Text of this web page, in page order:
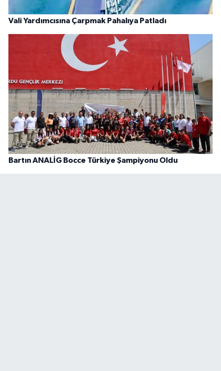
Vali Yardımcısına Çarpmak Pahalıya Patladı
Bartın ANALİG Bocce Türkiye Şampiyonu Oldu